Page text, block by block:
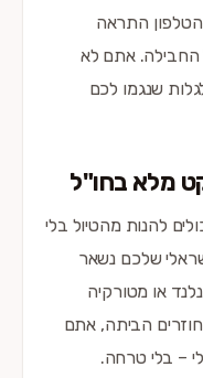
התראה
אתם לא
שנגמו לכם
להנות מהטיול בלי
שלכם נשאר
או מטורקיה
הביתה, אתם
– בלי טרחה.